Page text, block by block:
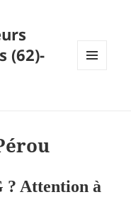
(62)-
? Attention à